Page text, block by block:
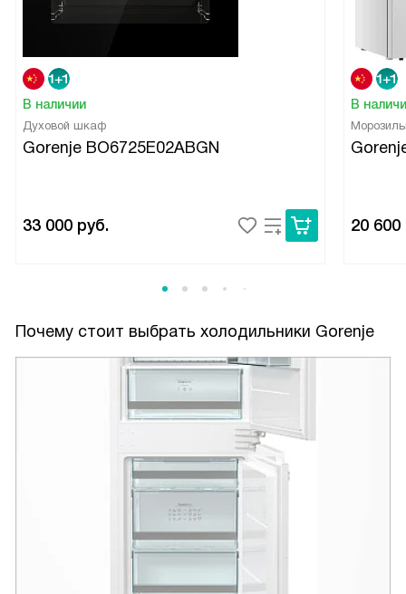
В наличии
Духовой шкаф
Gorenje BO6725E02ABGN
33 000 руб.
В
20 600
Почему стоит выбрать холодильники Gorenje